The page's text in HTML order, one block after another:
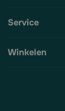
Service
Winkelen